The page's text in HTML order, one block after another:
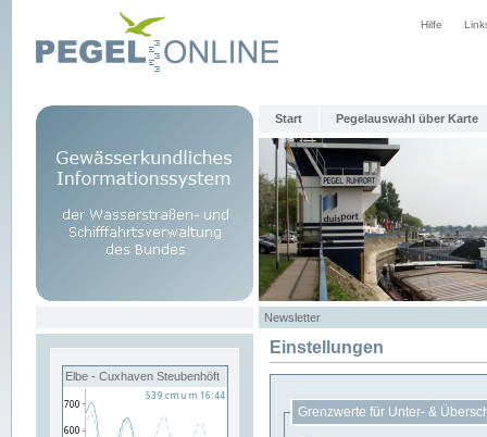
Hilfe
Start Pegelauswahl über Karte
Newsletter
Elbe - Cuxhaven Steubenhöft
Einstellungen
Grenzwerte für Unter- &